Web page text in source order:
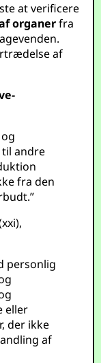
at verificere
organerfra
af
andre
fra den
personlig
eller
der ikke
af